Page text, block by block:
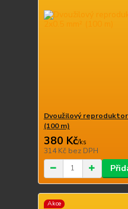
Dvoužilový
(100 m)
380 Kč/ks
314 Kč bez DPH
Akce